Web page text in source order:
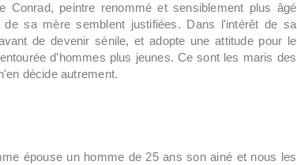
Conrad, peintre renommé et sensiblement plus âgé
sa mère semblent justifiées. Dans l'intérêt de sa
de devenir sénile, et adopte une attitude pour le
d'hommes plus jeunes. Ce sont les maris des
décide autrement.
épouse un homme de 25 ans son ainé et nous les